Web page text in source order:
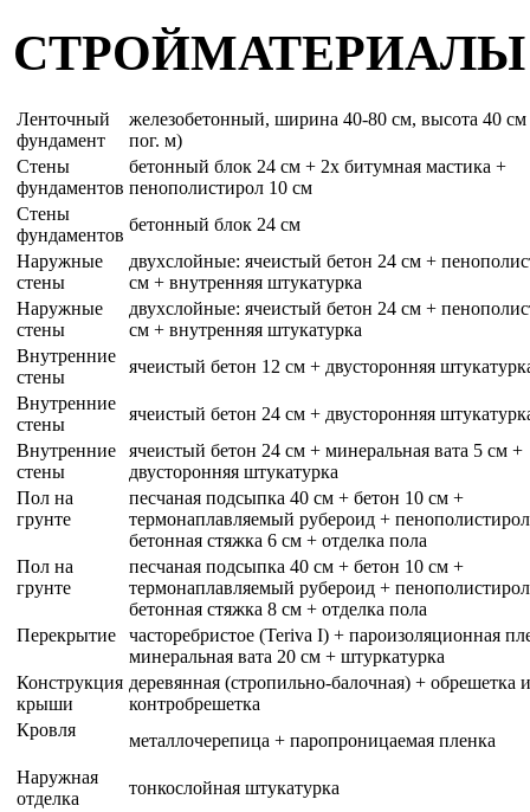
СТРОЙМАТЕРИАЛЫ
Ленточный
фундамент
железобетонный, ширина 40-80 см, высота 40 см
пог. м)
Стены
фундаментов
бетонный блок 24 см + 2x битумная мастика +
пенополистирол 10 см
Стены
фундаментов
бетонный блок 24 см
Наружные
стены
двухслойные: ячеистый бетон 24 см +
см + внутренняя штукатурка
Наружные
стены
двухслойные: ячеистый бетон 24 см +
см + внутренняя штукатурка
Внутренние
стены
ячеистый бетон 12 см + двусторонняя
Внутренние
стены
ячеистый бетон 24 см + двусторонняя
Внутренние
стены
ячеистый бетон 24 см + минеральная вата 5 см +
двусторонняя штукатурка
Пол на
грунте
песчаная подсыпка 40 см + бетон 10 см +
термонаплавляемый рубероид +
бетонная стяжка 6 см + отделка пола
Пол на
грунте
песчаная подсыпка 40 см + бетон 10 см +
термонаплавляемый рубероид +
бетонная стяжка 8 см + отделка пола
Перекрытиe
часторебристое (Teriva I) + пароизоляционная
минеральная вата 20 см + штуркатурка
Конструкция
крыши
деревянная (стропильно-балочная) + обрешетка и
контробрешетка
Кровля
металлочерепица + паропроницаемая пленка
Наружная
отделка
тонкослойная штукатурка